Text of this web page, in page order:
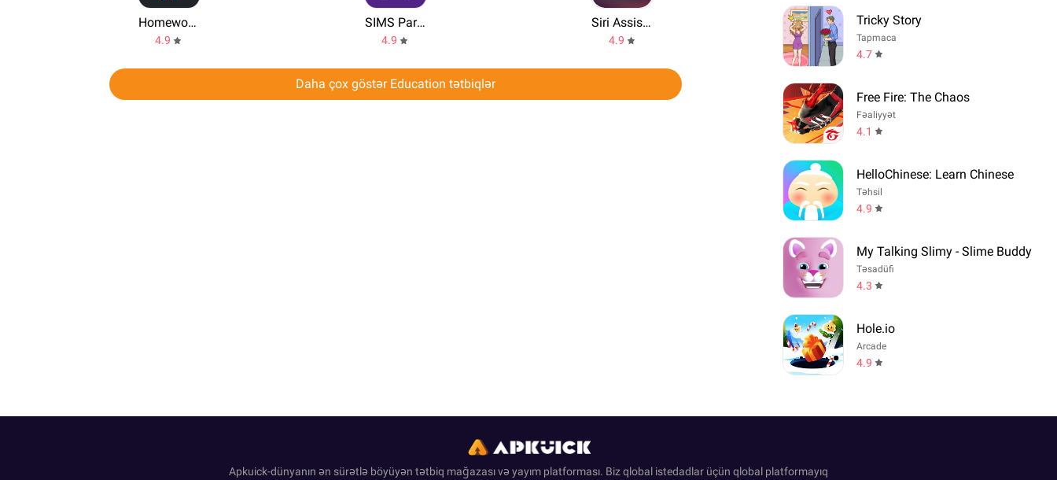
HomeworkMan
4.9
SIMS Parent
4.9
Siri Assistnt voice commands
4.9
Daha çox göstər Education tətbiqlər
Tricky Story
Tapmaca
4.7
Free Fire: The Chaos
Fəaliyyət
4.1
HelloChinese: Learn Chinese
Təhsil
4.9
My Talking Slimy - Slime Buddy
Təsadüfi
4.3
Hole.io
Arcade
4.9
Apkuick-dünyanın ən sürətlə böyüyən tətbiq mağazası və yayım platforması. Biz qlobal istedadlar üçün qlobal platformayıq